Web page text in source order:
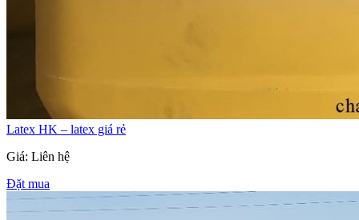
Latex HK – latex giá rẻ
Giá: Liên hệ
Đặt mua